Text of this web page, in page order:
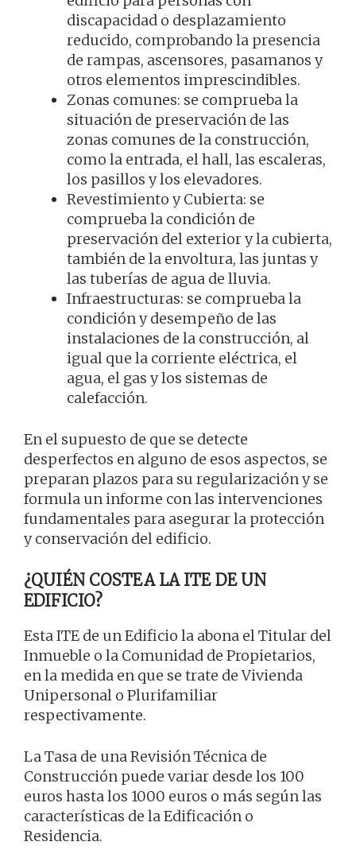
discapacidad o desplazamiento
reducido, comprobando la presencia
de rampas, ascensores, pasamanos y
otros elementos imprescindibles.
Zonas comunes: se comprueba la
situación de preservación de las
zonas comunes de la construcción,
como la entrada, el hall, las escaleras,
los pasillos y los elevadores.
Revestimiento y Cubierta: se
comprueba la condición de
preservación del exterior y la cubierta,
también de la envoltura, las juntas y
las tuberías de agua de lluvia.
Infraestructuras: se comprueba la
condición y desempeño de las
instalaciones de la construcción, al
igual que la corriente eléctrica, el
agua, el gas y los sistemas de
calefacción.
En el supuesto de que se detecte
desperfectos en alguno de esos aspectos, se
preparan plazos para su regularización y se
formula un informe con las intervenciones
fundamentales para asegurar la protección
y conservación del edificio.
¿QUIÉN COSTEA LA ITE DE UN
EDIFICIO?
Esta ITE de un Edificio la abona el Titular del
Inmueble o la Comunidad de Propietarios,
en la medida en que se trate de Vivienda
Unipersonal o Plurifamiliar
respectivamente.
La Tasa de una Revisión Técnica de
Construcción puede variar desde los 100
euros hasta los 1000 euros o más según las
características de la Edificación o
Residencia.